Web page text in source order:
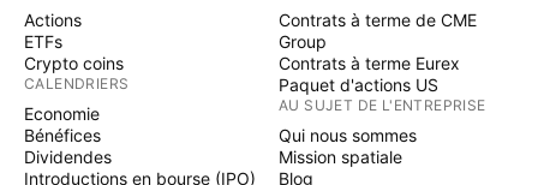
Actions
ETFs
Crypto coins
CALENDRIERS
Economie
Bénéfices
Dividendes
Introductions en bourse (IPO)
Contrats à terme de CME
Group
Contrats à terme Eurex
Paquet d'actions US
AU SUJET DE L'ENTREPRISE
Qui nous sommes
Mission spatiale
Blog